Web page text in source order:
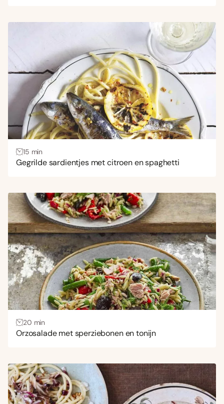
15 min
Gegrilde sardientjes met citroen en spaghetti
20 min
Orzosalade met sperziebonen en tonijn